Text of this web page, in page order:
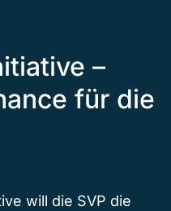
–
für die
will die SVP die